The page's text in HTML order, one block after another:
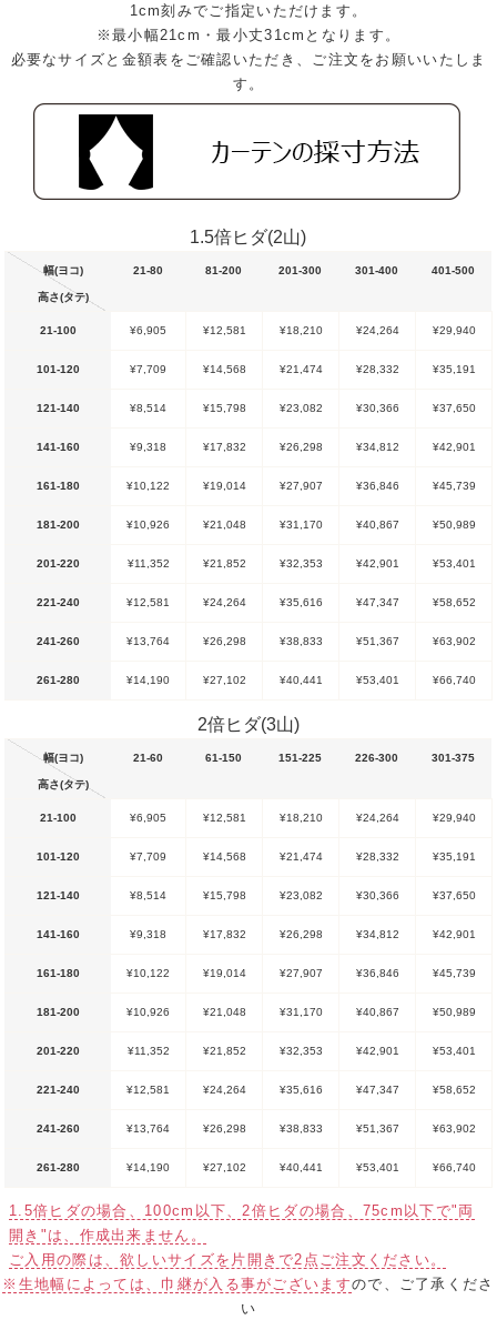
1cm刻みでご指定いただけます。
※最小幅21cm・最小丈31cmとなります。
必要なサイズと金額表をご確認いただき、ご注文をお願いいたしま
す。
1.5倍ヒダ(2山)
幅(ヨコ)
高さ(タテ)
21-80 81-200 201-300 301-400 401-500
21-100 ¥6,905 ¥12,581 ¥18,210 ¥24,264 ¥29,940
101-120 ¥7,709 ¥14,568 ¥21,474 ¥28,332 ¥35,191
121-140 ¥8,514 ¥15,798 ¥23,082 ¥30,366 ¥37,650
141-160 ¥9,318 ¥17,832 ¥26,298 ¥34,812 ¥42,901
161-180 ¥10,122 ¥19,014 ¥27,907 ¥36,846 ¥45,739
181-200 ¥10,926 ¥21,048 ¥31,170 ¥40,867 ¥50,989
201-220 ¥11,352 ¥21,852 ¥32,353 ¥42,901 ¥53,401
221-240 ¥12,581 ¥24,264 ¥35,616 ¥47,347 ¥58,652
241-260 ¥13,764 ¥26,298 ¥38,833 ¥51,367 ¥63,902
261-280 ¥14,190 ¥27,102 ¥40,441 ¥53,401 ¥66,740
2倍ヒダ(3山)
幅(ヨコ)
高さ(タテ)
21-60 61-150 151-225 226-300 301-375
21-100 ¥6,905 ¥12,581 ¥18,210 ¥24,264 ¥29,940
101-120 ¥7,709 ¥14,568 ¥21,474 ¥28,332 ¥35,191
121-140 ¥8,514 ¥15,798 ¥23,082 ¥30,366 ¥37,650
141-160 ¥9,318 ¥17,832 ¥26,298 ¥34,812 ¥42,901
161-180 ¥10,122 ¥19,014 ¥27,907 ¥36,846 ¥45,739
181-200 ¥10,926 ¥21,048 ¥31,170 ¥40,867 ¥50,989
201-220 ¥11,352 ¥21,852 ¥32,353 ¥42,901 ¥53,401
221-240 ¥12,581 ¥24,264 ¥35,616 ¥47,347 ¥58,652
241-260 ¥13,764 ¥26,298 ¥38,833 ¥51,367 ¥63,902
261-280 ¥14,190 ¥27,102 ¥40,441 ¥53,401 ¥66,740
1.5倍ヒダの場合、100cm以下、2倍ヒダの場合、75cm以下で"両
開き"は、作成出来ません。
ご入用の際は、欲しいサイズを片開きで2点ご注文ください。
※生地幅によっては、巾継が入る事がございますので、ご了承くださ
い